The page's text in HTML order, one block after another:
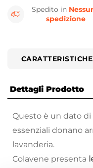
Spedito in
spedizione
CARATTERISTICHE
Dettagli Prodotto
Questo è un dato
essenziali donano
lavanderia.
Colavene presenta